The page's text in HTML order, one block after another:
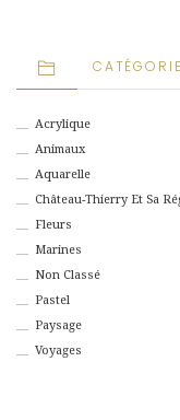
Acrylique
Animaux
Aquarelle
Château-Thierry Et Sa
Fleurs
Marines
Non Classé
Pastel
Paysage
Voyages